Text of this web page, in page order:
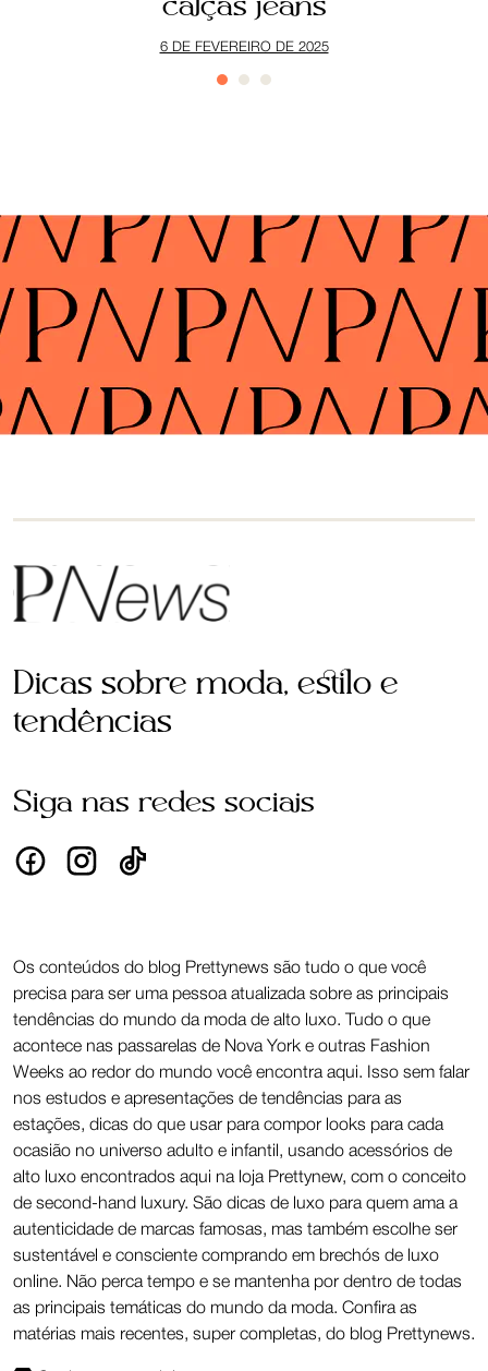
6 DE FEVEREIRO DE 2025
Dicas sobre moda, estilo e
tendências
Siga nas redes sociais
Os conteúdos do blog Prettynews são tudo o que você
precisa para ser uma pessoa atualizada sobre as principais
tendências do mundo da moda de alto luxo. Tudo o que
acontece nas passarelas de Nova York e outras Fashion
Weeks ao redor do mundo você encontra aqui. Isso sem falar
nos estudos e apresentações de tendências para as
estações, dicas do que usar para compor looks para cada
ocasião no universo adulto e infantil, usando acessórios de
alto luxo encontrados aqui na loja Prettynew, com o conceito
de second-hand luxury. São dicas de luxo para quem ama a
autenticidade de marcas famosas, mas também escolhe ser
sustentável e consciente comprando em brechós de luxo
online. Não perca tempo e se mantenha por dentro de todas
as principais temáticas do mundo da moda. Confira as
matérias mais recentes, super completas, do blog Prettynews.